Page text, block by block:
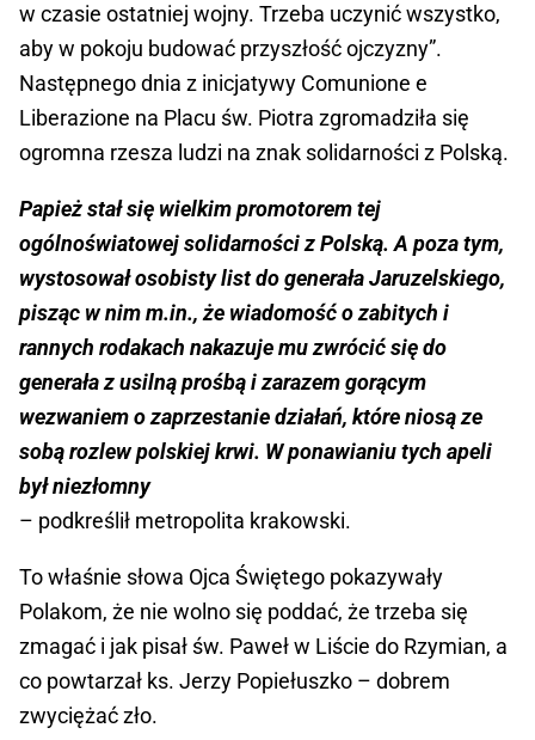
w czasie ostatniej wojny. Trzeba uczynić wszystko,
aby w pokoju budować przyszłość ojczyzny”.
Następnego dnia z inicjatywy Comunione e
Liberazione na Placu św. Piotra zgromadziła się
ogromna rzesza ludzi na znak solidarności z Polską.
Papież stał się wielkim promotorem tej
ogólnoświatowej solidarności z Polską. A poza tym,
wystosował osobisty list do generała Jaruzelskiego,
pisząc w nim m.in., że wiadomość o zabitych i
rannych rodakach nakazuje mu zwrócić się do
generała z usilną prośbą i zarazem gorącym
wezwaniem o zaprzestanie działań, które niosą ze
sobą rozlew polskiej krwi. W ponawianiu tych apeli
był niezłomny
– podkreślił metropolita krakowski.
To właśnie słowa Ojca Świętego pokazywały
Polakom, że nie wolno się poddać, że trzeba się
zmagać i jak pisał św. Paweł w Liście do Rzymian, a
co powtarzał ks. Jerzy Popiełuszko – dobrem
zwyciężać zło.